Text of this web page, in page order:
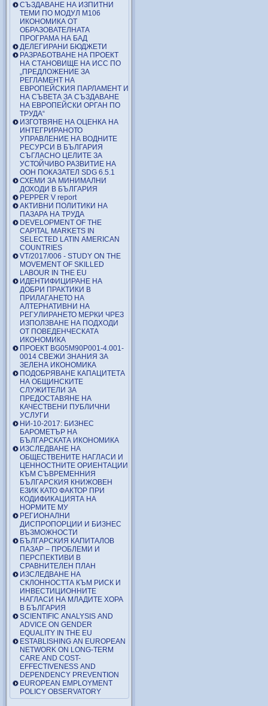
СЪЗДАВАНЕ НА ИЗПИТНИ
ТЕМИ ПО МОДУЛ М106
ИКОНОМИКА ОТ
ОБРАЗОВАТЕЛНАТА
ПРОГРАМА НА БАД
ДЕЛЕГИРАНИ БЮДЖЕТИ
РАЗРАБОТВАНЕ НА ПРОЕКТ
НА СТАНОВИЩЕ НА ИСС ПО
„ПРЕДЛОЖЕНИЕ ЗА
РЕГЛАМЕНТ НА
ЕВРОПЕЙСКИЯ ПАРЛАМЕНТ И
НА СЪВЕТА ЗА СЪЗДАВАНЕ
НА ЕВРОПЕЙСКИ ОРГАН ПО
ТРУДА“
ИЗГОТВЯНЕ НА ОЦЕНКА НА
ИНТЕГРИРАНОТО
УПРАВЛЕНИЕ НА ВОДНИТЕ
РЕСУРСИ В БЪЛГАРИЯ
СЪГЛАСНО ЦЕЛИТЕ ЗА
УСТОЙЧИВО РАЗВИТИЕ НА
ООН ПОКАЗАТЕЛ SDG 6.5.1
СХЕМИ ЗА МИНИМАЛНИ
ДОХОДИ В БЪЛГАРИЯ
PEPPER V report
АКТИВНИ ПОЛИТИКИ НА
ПАЗАРА НА ТРУДА
DEVELOPMENT OF THE
CAPITAL MARKETS IN
SELECTED LATIN AMERICAN
COUNTRIES
VT/2017/006 - STUDY ON THE
MOVEMENT OF SKILLED
LABOUR IN THE EU
ИДЕНТИФИЦИРАНЕ НА
ДОБРИ ПРАКТИКИ В
ПРИЛАГАНЕТО НА
АЛТЕРНАТИВНИ НА
РЕГУЛИРАНЕТО МЕРКИ ЧРЕЗ
ИЗПОЛЗВАНЕ НА ПОДХОДИ
ОТ ПОВЕДЕНЧЕСКАТА
ИКОНОМИКА
ПРОЕКТ BG05M90P001-4.001-
0014 СВЕЖИ ЗНАНИЯ ЗА
ЗЕЛЕНА ИКОНОМИКА
ПОДОБРЯВАНЕ КАПАЦИТЕТА
НА ОБЩИНСКИТЕ
СЛУЖИТЕЛИ ЗА
ПРЕДОСТАВЯНЕ НА
КАЧЕСТВЕНИ ПУБЛИЧНИ
УСЛУГИ
НИ-10-2017: БИЗНЕС
БАРОМЕТЪР НА
БЪЛГАРСКАТА ИКОНОМИКА
ИЗСЛЕДВАНЕ НА
ОБЩЕСТВЕНИТЕ НАГЛАСИ И
ЦЕННОСТНИТЕ ОРИЕНТАЦИИ
КЪМ СЪВРЕМЕННИЯ
БЪЛГАРСКИЯ КНИЖОВЕН
ЕЗИК КАТО ФАКТОР ПРИ
КОДИФИКАЦИЯТА НА
НОРМИТЕ МУ
РЕГИОНАЛНИ
ДИСПРОПОРЦИИ И БИЗНЕС
ВЪЗМОЖНОСТИ
БЪЛГАРСКИЯ КАПИТАЛОВ
ПАЗАР – ПРОБЛЕМИ И
ПЕРСПЕКТИВИ В
СРАВНИТЕЛЕН ПЛАН
ИЗСЛЕДВАНЕ НА
СКЛОННОСТТА КЪМ РИСК И
ИНВЕСТИЦИОННИТЕ
НАГЛАСИ НА МЛАДИТЕ ХОРА
В БЪЛГАРИЯ
SCIENTIFIC ANALYSIS AND
ADVICE ON GENDER
EQUALITY IN THE EU
ESTABLISHING AN EUROPEAN
NETWORK ON LONG-TERM
CARE AND COST-
EFFECTIVENESS AND
DEPENDENCY PREVENTION
EUROPEAN EMPLOYMENT
POLICY OBSERVATORY